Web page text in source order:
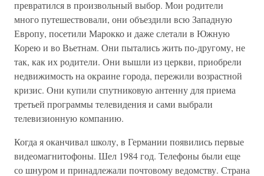
превратился в произвольный выбор. Мои родители
много путешествовали, они объездили всю Западную
Европу, посетили Марокко и даже слетали в Южную
Корею и во Вьетнам. Они пытались жить по-другому, не
так, как их родители. Они вышли из церкви, приобрели
недвижимость на окраине города, пережили возрастной
кризис. Они купили спутниковую антенну для приема
третьей программы телевидения и сами выбрали
телевизионную компанию.
Когда я оканчивал школу, в Германии появились первые
видеомагнитофоны. Шел 1984 год. Телефоны были еще
со шнуром и принадлежали почтовому ведомству. Страна